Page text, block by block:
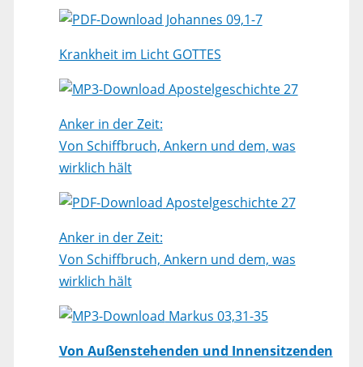
Johannes 09,1-7
Krankheit im Licht GOTTES
Apostelgeschichte 27
Anker in der Zeit:
Von Schiffbruch, Ankern und dem, was
wirklich hält
Apostelgeschichte 27
Anker in der Zeit:
Von Schiffbruch, Ankern und dem, was
wirklich hält
Markus 03,31-35
Von Außenstehenden und Innensitzenden